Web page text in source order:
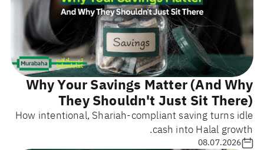
Why Your Savings Matter (And Why
They Shouldn't Just Sit There)
How intentional, Shariah-compliant saving turns idle
cash into Halal growth.
08.07.2026